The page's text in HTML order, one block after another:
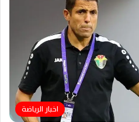
اخبار الرياضة